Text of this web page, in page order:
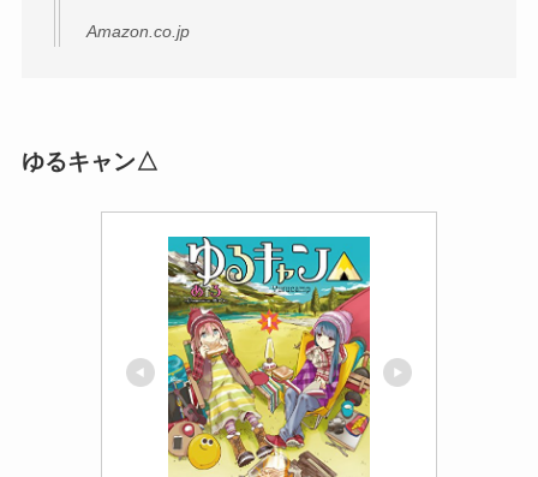
Amazon.co.jp
ゆるキャン△